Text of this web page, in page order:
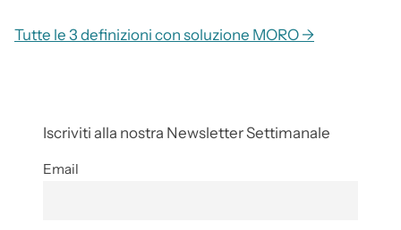
Tutte le 3 definizioni con soluzione MORO →
Iscriviti alla nostra Newsletter Settimanale
Email